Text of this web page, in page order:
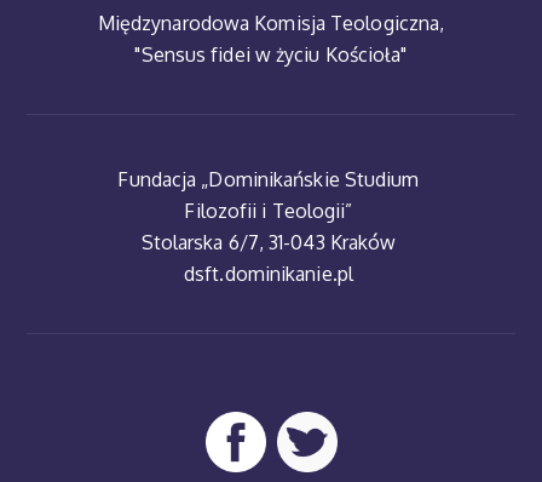
Międzynarodowa Komisja Teologiczna,
"Sensus fidei w życiu Kościoła"
Fundacja „Dominikańskie Studium
Filozofii i Teologii”
Stolarska 6/7, 31-043 Kraków
dsft.dominikanie.pl